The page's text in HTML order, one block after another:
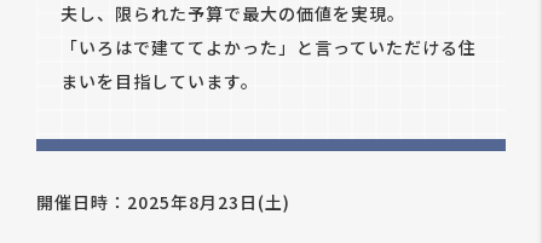
夫し、限られた予算で最大の価値を実現。
「いろはで建ててよかった」と言っていただける住
まいを目指しています。
開催日時：2025年8月23日(土)